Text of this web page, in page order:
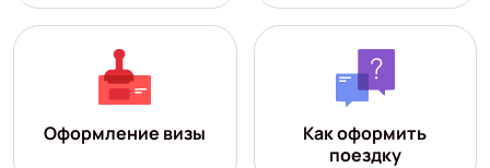
Оформление визы
Как оформить
поездку